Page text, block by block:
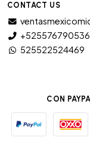
CONTACT US
+525576790536
525522524469
CON